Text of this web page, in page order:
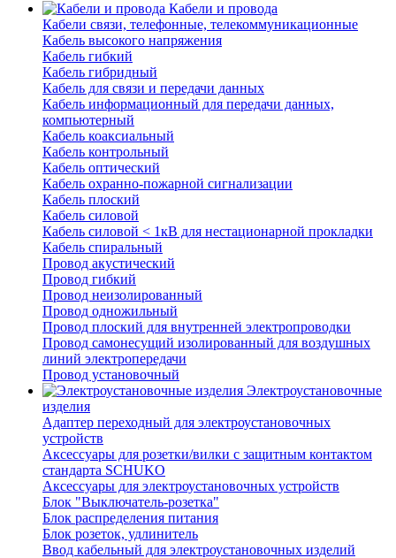
Кабели и провода
Кабели связи, телефонные, телекоммуникационные
Кабель высокого напряжения
Кабель гибкий
Кабель гибридный
Кабель для связи и передачи данных
Кабель информационный для передачи данных,
компьютерный
Кабель коаксиальный
Кабель контрольный
Кабель оптический
Кабель охранно-пожарной сигнализации
Кабель плоский
Кабель силовой
Кабель силовой < 1кВ для нестационарной прокладки
Кабель спиральный
Провод акустический
Провод гибкий
Провод неизолированный
Провод одножильный
Провод плоский для внутренней электропроводки
Провод самонесущий изолированный для воздушных
линий электропередачи
Провод установочный
Электроустановочные
изделия
Адаптер переходный для электроустановочных
устройств
Аксессуары для розетки/вилки с защитным контактом
стандарта SCHUKO
Аксессуары для электроустановочных устройств
Блок "Выключатель-розетка"
Блок распределения питания
Блок розеток, удлинитель
Ввод кабельный для электроустановочных изделий